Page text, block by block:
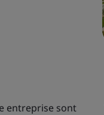
entreprise sont